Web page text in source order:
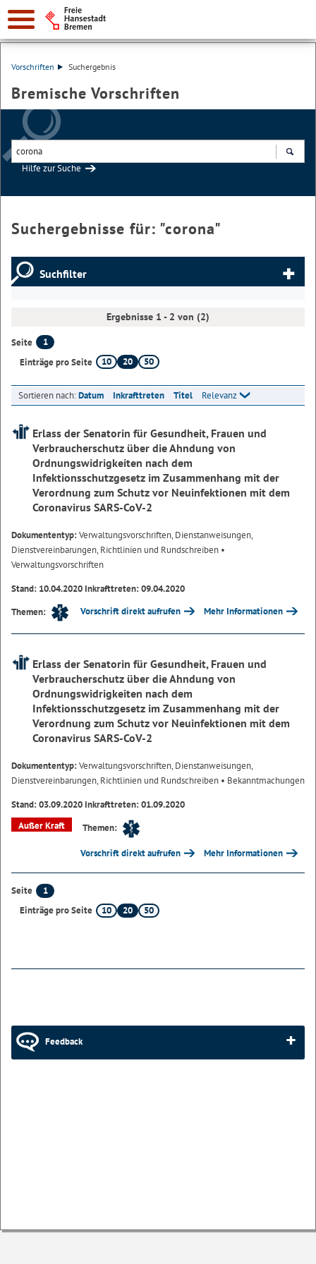
Vorschriften Suchergebnis
Bremische Vorschriften
Hilfe zur Suche
Suchergebnisse für: "corona"
Suchfilter
Ergebnisse 1 - 2 von (2)
Seite
1
Einträge pro Seite
10 20 50
Sortieren nach:Datum Inkrafttreten Titel Relevanz
Erlass der Senatorin für Gesundheit, Frauen und
Verbraucherschutz über die Ahndung von
Ordnungswidrigkeiten nach dem
Infektionsschutzgesetz im Zusammenhang mit der
Verordnung zum Schutz vor Neuinfektionen mit dem
Coronavirus SARS-CoV-2
Dokumententyp:Verwaltungsvorschriften, Dienstanweisungen,
Dienstvereinbarungen, Richtlinien und Rundschreiben •
Verwaltungsvorschriften
Stand: 10.04.2020 Inkrafttreten: 09.04.2020
Themen:
Vorschrift direkt aufrufen Mehr Informationen
Erlass der Senatorin für Gesundheit, Frauen und
Verbraucherschutz über die Ahndung von
Ordnungswidrigkeiten nach dem
Infektionsschutzgesetz im Zusammenhang mit der
Verordnung zum Schutz vor Neuinfektionen mit dem
Coronavirus SARS-CoV-2
Dokumententyp:Verwaltungsvorschriften, Dienstanweisungen,
Dienstvereinbarungen, Richtlinien und Rundschreiben • Bekanntmachungen
Stand: 03.09.2020 Inkrafttreten: 01.09.2020
Außer Kraft
Themen:
Vorschrift direkt aufrufen Mehr Informationen
Seite
1
Einträge pro Seite
10 20 50
Feedback